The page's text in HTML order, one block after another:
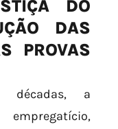
DO
DAS
PROVAS
décadas, a